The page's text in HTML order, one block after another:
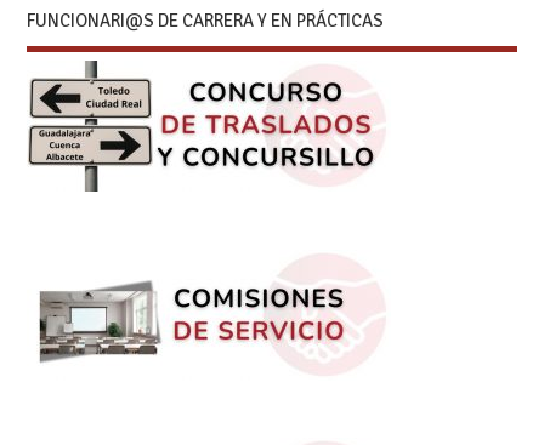
FUNCIONARI@S DE CARRERA Y EN PRÁCTICAS